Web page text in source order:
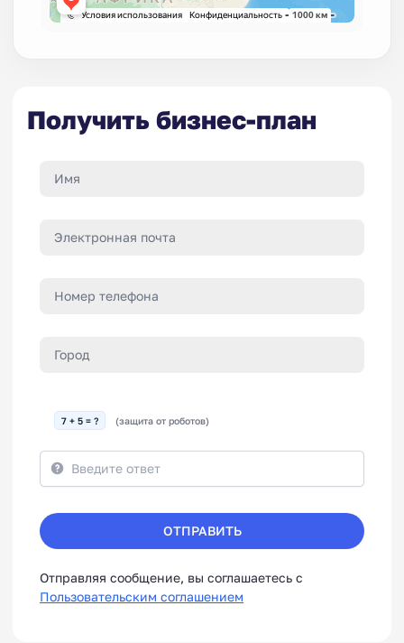
Получить бизнес-план
7 + 5 = ? (защита от роботов)
ОТПРАВИТЬ
Отправляя сообщение, вы соглашаетесь с
Пользовательским соглашением